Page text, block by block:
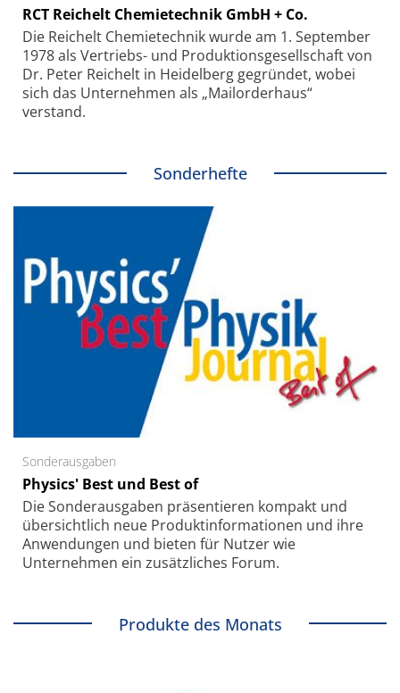
RCT Reichelt Chemietechnik GmbH + Co.
Die Reichelt Chemietechnik wurde am 1. September
1978 als Vertriebs- und Produktionsgesellschaft von
Dr. Peter Reichelt in Heidelberg gegründet, wobei
sich das Unternehmen als „Mailorderhaus“
verstand.
Sonderhefte
Sonderausgaben
Physics' Best und Best of
Die Sonder­ausgaben präsentieren kompakt und
übersichtlich neue Produkt­informationen und ihre
Anwendungen und bieten für Nutzer wie
Unternehmen ein zusätzliches Forum.
Produkte des Monats